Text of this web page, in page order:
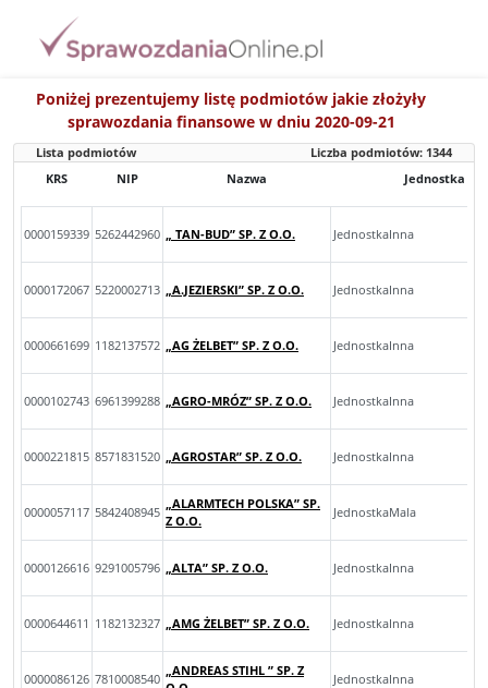
Poniżej prezentujemy listę podmiotów jakie złożyły
sprawozdania finansowe w dniu 2020-09-21
Lista podmiotów Liczba podmiotów: 1344
KRS
NIP Nazwa Jednostka
0000159339 5262442960 „ TAN-BUD” SP. Z O.O. JednostkaInna
0000172067 5220002713 „A.JEZIERSKI” SP. Z O.O. JednostkaInna
0000661699 1182137572 „AG ŻELBET” SP. Z O.O. JednostkaInna
0000102743 6961399288 „AGRO-MRÓZ” SP. Z O.O. JednostkaInna
0000221815 8571831520 „AGROSTAR” SP. Z O.O. JednostkaInna
0000057117 5842408945
„ALARMTECH POLSKA” SP.
Z O.O.
JednostkaMala
0000126616 9291005796 „ALTA” SP. Z O.O. JednostkaInna
0000644611 1182132327 „AMG ŻELBET” SP. Z O.O. JednostkaInna
0000086126 7810008540
„ANDREAS STIHL ” SP. Z
JednostkaInna